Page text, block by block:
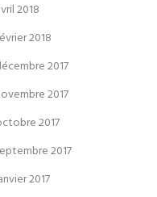
2018
2018
2017
2017
2017
2017
2017